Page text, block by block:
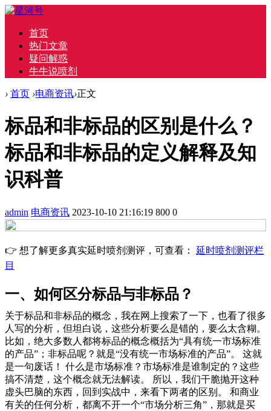
首页
热门文章
疑问解惑
牛牛说喷剂
› 首页 ›电商资讯›正文
标品和非标品的区别是什么？
标品和非标品的定义解释及知
识科普
admin 电商资讯 2023-10-10 21:16:19 800 0
👉 想了解更多真实延时喷剂测评，可查看： 延时喷剂测评栏
目
一、如何区分标品与非标品？
关于标品和非标品的概念，我在网上搜索了一下，也看了很多
人写的分析，但坦白说，这些分析要么是错的，要么太含糊。
比如，绝大多数人都将标品的概念概括为“具有统一市场标准
的产品”；非标品呢？就是“没有统一市场标准的产品”。 这就
是一句废话！ 什么是市场标准？市场标准是谁制定的？这些
搞不清楚，这个概念就无法解读。 所以，我们干脆抛开这种
虚头巴脑的东西，回到实战中，来看下两者的区别。 和商业
有关的任何分析，都离不开一个“市场分析三角”，那就是买